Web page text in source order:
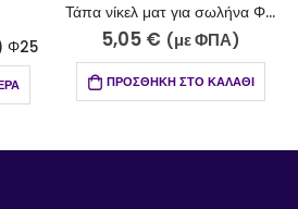
Φ25
Τάπα νίκελ ματ για σωλήνα Φ25 Κ56-2510
5,05 € (με ΦΠΑ)
ΠΡΟΣΘΉΚΗ ΣΤΟ ΚΑΛΆΘΙ